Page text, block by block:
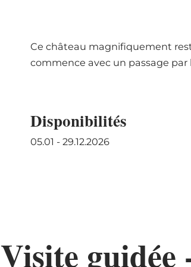
Ce château magnifiquement
commence avec un passage
Disponibilités
05.01 - 29.12.2026
Visite